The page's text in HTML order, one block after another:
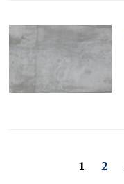
1 2